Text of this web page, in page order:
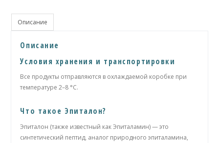
Описание
Описание
Условия хранения и транспортировки
Все продукты отправляются в охлаждаемой коробке при
температуре 2–8 °C.
Что такое Эпиталон?
Эпиталон (также известный как Эпиталамин) — это
синтетический пептид, аналог природного эпиталамина,